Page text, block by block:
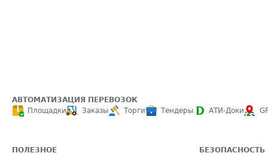
АВТОМАТИЗАЦИЯ ПЕРЕВОЗОК
Площадки
Заказы Торги Тендеры АТИ-Доки
ПОЛЕЗНОЕ БЕЗОПАСНОСТЬ